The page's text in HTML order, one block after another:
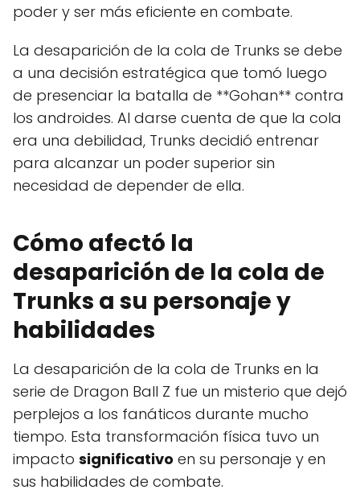
poder y ser más eficiente en combate.
La desaparición de la cola de Trunks se debe
a una decisión estratégica que tomó luego
de presenciar la batalla de **Gohan** contra
los androides. Al darse cuenta de que la cola
era una debilidad, Trunks decidió entrenar
para alcanzar un poder superior sin
necesidad de depender de ella.
Cómo afectó la
desaparición de la cola de
Trunks a su personaje y
habilidades
La desaparición de la cola de Trunks en la
serie de Dragon Ball Z fue un misterio que dejó
perplejos a los fanáticos durante mucho
tiempo. Esta transformación física tuvo un
impacto significativo en su personaje y en
sus habilidades de combate.